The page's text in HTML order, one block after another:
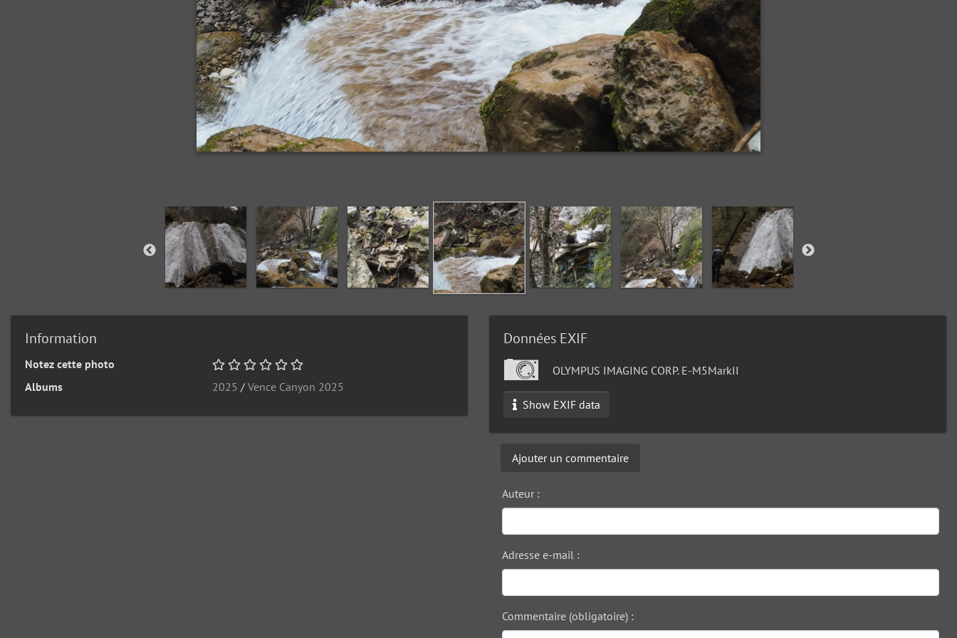
Information
Notez cette photo
Albums
2025 /Vence Canyon 2025
Données EXIF
OLYMPUS IMAGING CORP. E-M5MarkII
Show EXIF data
Ajouter un commentaire
Auteur :
Adresse e-mail :
Commentaire (obligatoire) :